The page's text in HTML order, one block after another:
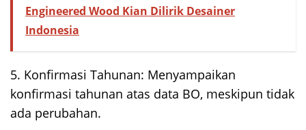
Engineered Wood Kian Dilirik Desainer
Indonesia
5. Konfirmasi Tahunan: Menyampaikan
konfirmasi tahunan atas data BO, meskipun tidak
ada perubahan.